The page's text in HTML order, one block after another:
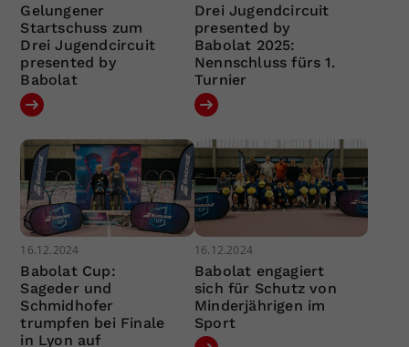
Gelungener
Startschuss zum
Drei Jugendcircuit
presented by
Babolat
Drei Jugendcircuit
presented by
Babolat 2025:
Nennschluss fürs 1.
Turnier
16.12.2024
Babolat Cup:
Sageder und
Schmidhofer
trumpfen bei Finale
in Lyon auf
16.12.2024
Babolat engagiert
sich für Schutz von
Minderjährigen im
Sport